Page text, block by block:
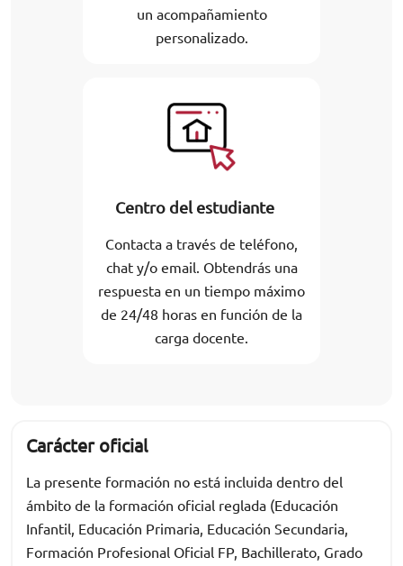
un acompañamiento
personalizado.
Centro del estudiante
Contacta a través de teléfono,
chat y/o email. Obtendrás una
respuesta en un tiempo máximo
de 24/48 horas en función de la
carga docente.
Carácter oficial
La presente formación no está incluida dentro del
ámbito de la formación oficial reglada (Educación
Infantil, Educación Primaria, Educación Secundaria,
Formación Profesional Oficial FP, Bachillerato, Grado